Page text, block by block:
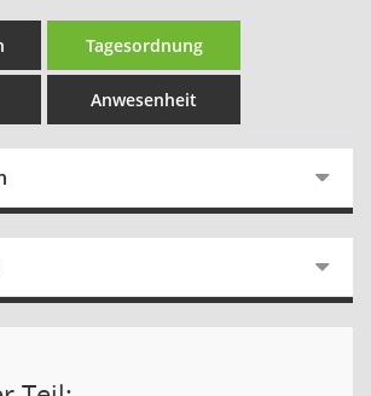
Tagesordnung
Anwesenheit